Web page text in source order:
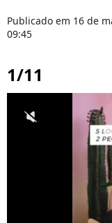
Publicado em 16 de
09:45
1/11